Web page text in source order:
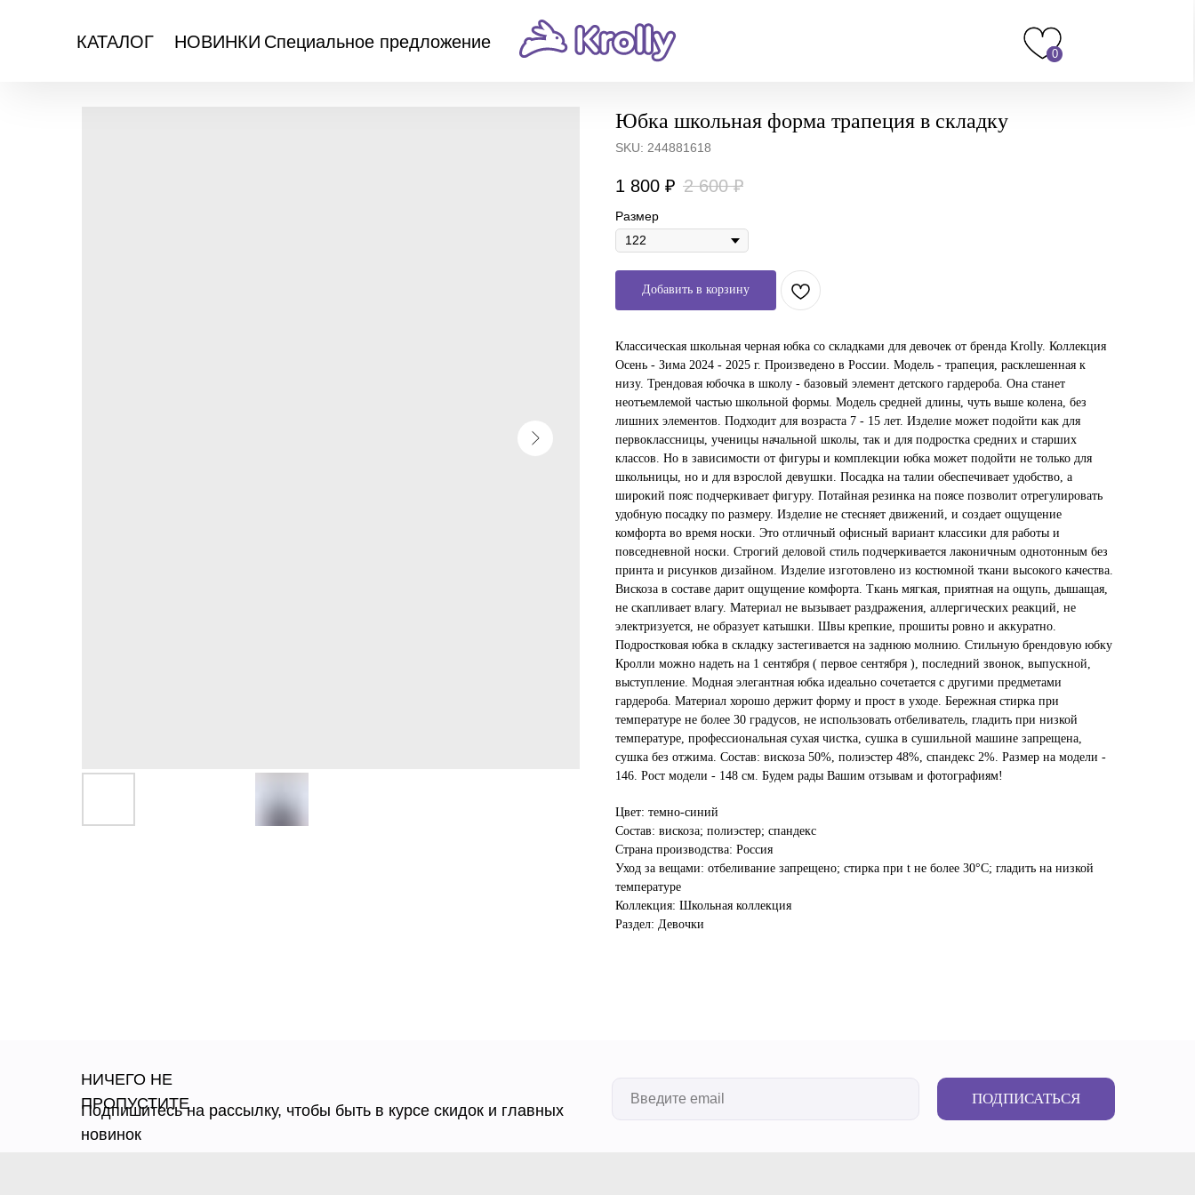
КАТАЛОГ НОВИНКИ Специальное предложение
0
Юбка школьная форма трапеция в складку
SKU: 244881618
1 800 ₽ 2 600 ₽
Размер
Добавить в корзину
Классическая школьная черная юбка со складками для девочек от бренда Krolly. Коллекция
Осень - Зима 2024 - 2025 г. Произведено в России. Модель - трапеция, расклешенная к
низу. Трендовая юбочка в школу - базовый элемент детского гардероба. Она станет
неотъемлемой частью школьной формы. Модель средней длины, чуть выше колена, без
лишних элементов. Подходит для возраста 7 - 15 лет. Изделие может подойти как для
первоклассницы, ученицы начальной школы, так и для подростка средних и старших
классов. Но в зависимости от фигуры и комплекции юбка может подойти не только для
школьницы, но и для взрослой девушки. Посадка на талии обеспечивает удобство, а
широкий пояс подчеркивает фигуру. Потайная резинка на поясе позволит отрегулировать
удобную посадку по размеру. Изделие не стесняет движений, и создает ощущение
комфорта во время носки. Это отличный офисный вариант классики для работы и
повседневной носки. Строгий деловой стиль подчеркивается лаконичным однотонным без
принта и рисунков дизайном. Изделие изготовлено из костюмной ткани высокого качества.
Вискоза в составе дарит ощущение комфорта. Ткань мягкая, приятная на ощупь, дышащая,
не скапливает влагу. Материал не вызывает раздражения, аллергических реакций, не
электризуется, не образует катышки. Швы крепкие, прошиты ровно и аккуратно.
Подростковая юбка в складку застегивается на заднюю молнию. Стильную брендовую юбку
Кролли можно надеть на 1 сентября ( первое сентября ), последний звонок, выпускной,
выступление. Модная элегантная юбка идеально сочетается с другими предметами
гардероба. Материал хорошо держит форму и прост в уходе. Бережная стирка при
температуре не более 30 градусов, не использовать отбеливатель, гладить при низкой
температуре, профессиональная сухая чистка, сушка в сушильной машине запрещена,
сушка без отжима. Состав: вискоза 50%, полиэстер 48%, спандекс 2%. Размер на модели -
146. Рост модели - 148 см. Будем рады Вашим отзывам и фотографиям!
Цвет: темно-синий
Состав: вискоза; полиэстер; спандекс
Страна производства: Россия
Уход за вещами: отбеливание запрещено; стирка при t не более 30°C; гладить на низкой
температуре
Коллекция: Школьная коллекция
Раздел: Девочки
НИЧЕГО НЕ
ПРОПУСТИТЕ
Подпишитесь на рассылку, чтобы быть в курсе скидок и главных
новинок
ПОДПИСАТЬСЯ